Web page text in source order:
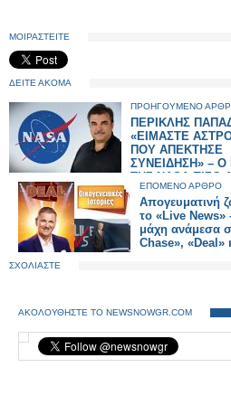
ΜΟΙΡΑΣΤΕΙΤΕ
ΔΕΙΤΕ ΑΚΟΜΑ
ΠΡΟΗΓΟΥΜΕΝΟ
ΠΕΡΙΚΛΗΣ
«ΕΙΜΑΣΤΕ
ΠΟΥ ΑΠΕΚΤΗΣΕ
ΣΥΝΕΙΔΗΣΗ» – Ο
ΤΗΣ NASA ΠΙΣΩ
Artemis II
ΕΠΟΜΕΝΟ ΑΡΘΡΟ
Απογευματινή
το «Live News»
μάχη ανάμεσα
Chase», «Deal»
ΣΧΟΛΙΑΣΤΕ
ΑΚΟΛΟΥΘΗΣΤΕ ΤΟ NEWSNOWGR.COM